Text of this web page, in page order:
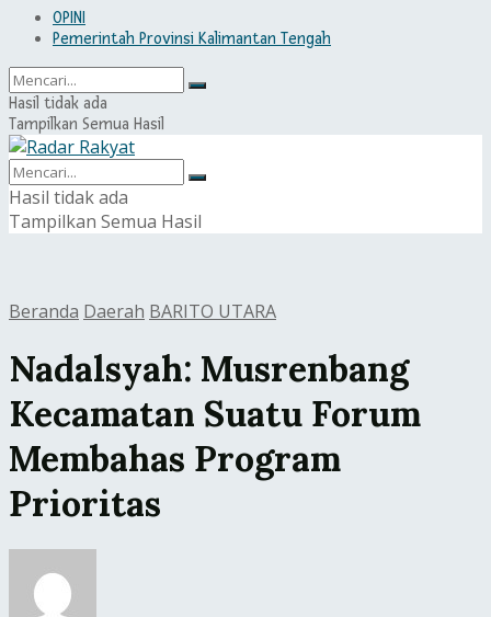
OPINI
Pemerintah Provinsi Kalimantan Tengah
Hasil tidak ada
Tampilkan Semua Hasil
Hasil tidak ada
Tampilkan Semua Hasil
Beranda Daerah BARITO UTARA
Nadalsyah: Musrenbang
Kecamatan Suatu Forum
Membahas Program
Prioritas